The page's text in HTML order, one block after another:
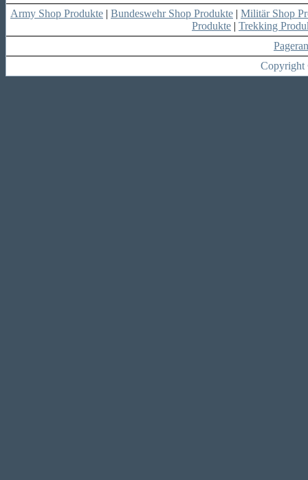
Army Shop Produkte | Bundeswehr Shop Produkte | Militär Shop
Produkte | Trekking